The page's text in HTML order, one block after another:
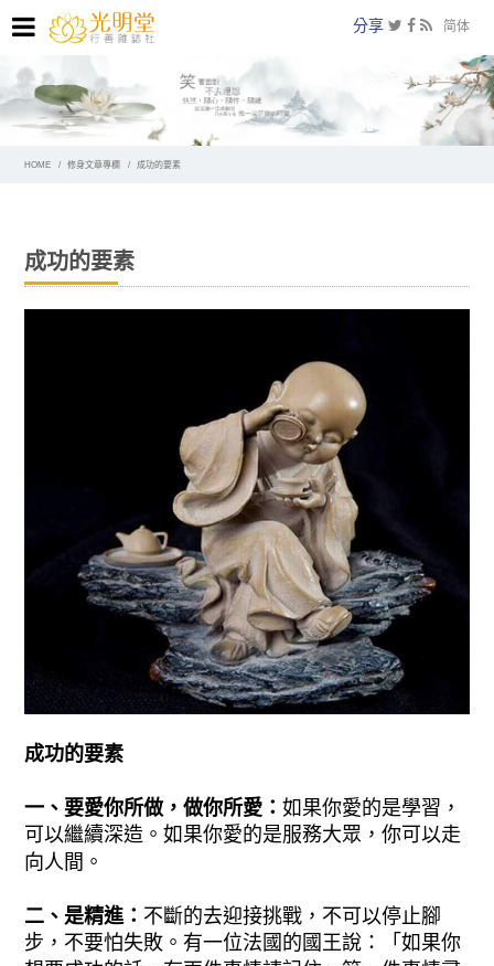
简体
分享
HOME 修身文章專欄 成功的要素
成功的要素
成功的要素
一、要愛你所做，做你所愛：如果你愛的是學習，
可以繼續深造。如果你愛的是服務大眾，你可以走
向人間。
二、是精進： 不斷的去迎接挑戰，不可以停止腳
步，不要怕失敗。有一位法國的國王說：「如果你